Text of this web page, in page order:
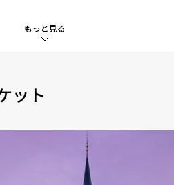
もっと見る
ット